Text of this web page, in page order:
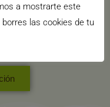
y los beneficios que
a mostrarte este
las cookies de tu